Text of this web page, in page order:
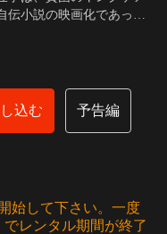
伝小説の映画化であっ
ないプロデューサーとい
込む 予告編
始して下さい。一度
レンタル期間が終了